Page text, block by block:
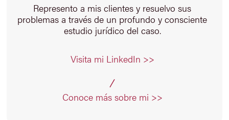
Represento a mis clientes y resuelvo sus
problemas a través de un profundo y consciente
estudio jurídico del caso.
Visita mi LinkedIn >>
Conoce más sobre mi >>